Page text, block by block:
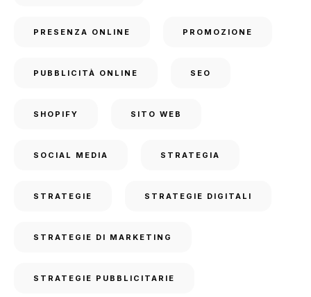
PRESENZA ONLINE PROMOZIONE
PUBBLICITÀ ONLINE SEO
SHOPIFY SITO WEB
SOCIAL MEDIA STRATEGIA
STRATEGIE STRATEGIE DIGITALI
STRATEGIE DI MARKETING
STRATEGIE PUBBLICITARIE